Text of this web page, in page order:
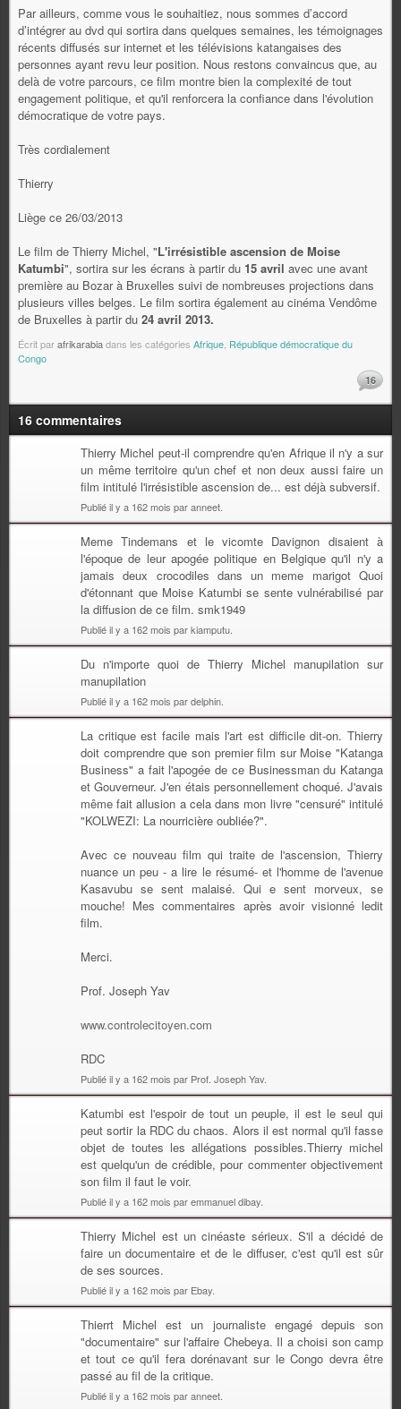
Par ailleurs, comme vous le souhaitiez, nous sommes d’accord
d’intégrer au dvd qui sortira dans quelques semaines, les témoignages
récents diffusés sur internet et les télévisions katangaises des
personnes ayant revu leur position. Nous restons convaincus que, au
delà de votre parcours, ce film montre bien la complexité de tout
engagement politique, et qu'il renforcera la confiance dans l'évolution
démocratique de votre pays.
Très cordialement
Thierry
Liège ce 26/03/2013
Le film de Thierry Michel, "L'irrésistible ascension de Moise
Katumbi", sortira sur les écrans à partir du 15 avril avec une avant
première au Bozar à Bruxelles suivi de nombreuses projections dans
plusieurs villes belges. Le film sortira également au cinéma Vendôme
de Bruxelles à partir du 24 avril 2013.
Écrit parafrikarabiadans les catégories Afrique République démocratique du
Congo
16
16 commentaires
Thierry Michel peut-il comprendre qu'en Afrique il n'y a sur
un même territoire qu'un chef et non deux aussi faire un
film intitulé l'irrésistible ascension de... est déjà subversif.
Publié il y a 162 mois par anneet.
Meme Tindemans et le vicomte Davignon disaient à
l'époque de leur apogée politique en Belgique qu'il n'y a
jamais deux crocodiles dans un meme marigot Quoi
d'étonnant que Moise Katumbi se sente vulnérabilisé par
la diffusion de ce film. smk1949
Publié il y a 162 mois par kiamputu.
Du n'importe quoi de Thierry Michel manupilation sur
manupilation
Publié il y a 162 mois par delphin.
La critique est facile mais l'art est difficile dit-on. Thierry
doit comprendre que son premier film sur Moise "Katanga
Business" a fait l'apogée de ce Businessman du Katanga
et Gouverneur. J'en étais personnellement choqué. J'avais
même fait allusion a cela dans mon livre "censuré" intitulé
"KOLWEZI: La nourricière oubliée?".
Avec ce nouveau film qui traite de l'ascension, Thierry
nuance un peu - a lire le résumé- et l'homme de l'avenue
Kasavubu se sent malaisé. Qui e sent morveux, se
mouche! Mes commentaires après avoir visionné ledit
film.
Merci.
Prof. Joseph Yav
www.controlecitoyen.com
RDC
Publié il y a 162 mois par Prof. Joseph Yav.
Katumbi est l'espoir de tout un peuple, il est le seul qui
peut sortir la RDC du chaos. Alors il est normal qu'il fasse
objet de toutes les allégations possibles.Thierry michel
est quelqu'un de crédible, pour commenter objectivement
son film il faut le voir.
Publié il y a 162 mois par emmanuel dibay.
Thierry Michel est un cinéaste sérieux. S'il a décidé de
faire un documentaire et de le diffuser, c'est qu'il est sûr
de ses sources.
Publié il y a 162 mois par Ebay.
Thierrt Michel est un journaliste engagé depuis son
"documentaire" sur l'affaire Chebeya. Il a choisi son camp
et tout ce qu'il fera dorénavant sur le Congo devra être
passé au fil de la critique.
Publié il y a 162 mois par anneet.